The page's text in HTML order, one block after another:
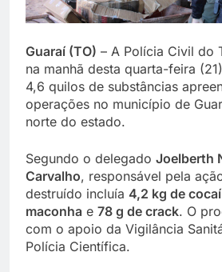
Guaraí (TO) – A Polícia Civil do
na manhã desta quarta-feira
4,6 quilos de substâncias
operações no município de
norte do estado.
Segundo o delegado Joelberth
Carvalho, responsável pela
destruído incluía 4,2 kg de
maconha e 78 g de crack. O
com o apoio da Vigilância
Polícia Científica.